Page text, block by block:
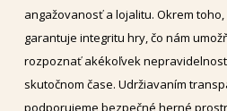
angažovanosť a lojalitu. Okrem
garantuje integritu hry, čo nám
rozpoznať akékoľvek
skutočnom čase. Udržiavaním
podporujeme bezpečné herné